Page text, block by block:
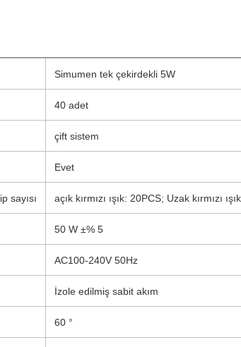
Simumen tek çekirdekli 5W
40 adet
çift ​​sistem
Evet
sayısı açık kırmızı ışık: 20PCS; Uzak kırmızı
50 W ±% 5
AC100-240V 50Hz
İzole edilmiş sabit akım
60 °